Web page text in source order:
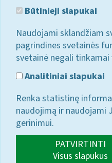
Būtinieji slapukai
Naudojami sklandžiam
pagrindines svetainės
svetainė negali tinkamai
Analitiniai slapukai
Renka statistinę
naudojimą ir naudojami
gerinimui.
PATVIRTINTI
Visus slapukus